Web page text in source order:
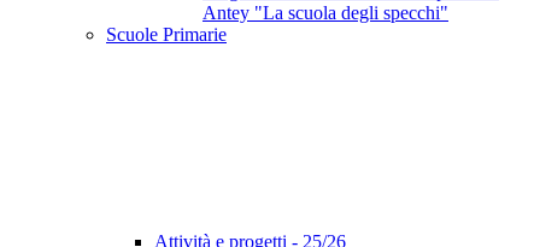
Antey "La scuola degli specchi"
Scuole Primarie
Attività e progetti - 25/26